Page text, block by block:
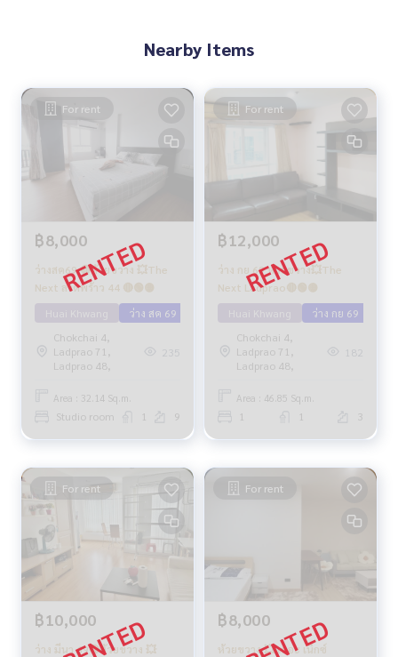
Nearby Items
For rent
฿8,000
ว่างสค69 🔴ห้วยขวาง 💥The
Next ลาดพร้าว 44 🔴🟢🟡
ว่าง สค 69
Chokchai 4,
Ladprao 71,
Ladprao 48,
235
Area : 32.14 Sq.m.
Studio room 1 9
For rent
฿12,000
ว่าง กย 69 ห้วยขวาง💥The
Next Ladprao🔴🟢🟡
ว่าง กย 69
Chokchai 4,
Ladprao 71,
Ladprao 48,
182
Area : 46.85 Sq.m.
1 1 3
For rent
฿10,000
ว่าง มีนา 69🔴ห้วยขวาง 💥
For rent
฿8,000
ห้วยขวาง 💥 เดอะ เน็กซ์